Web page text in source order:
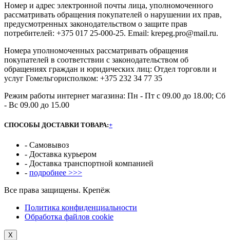
Номер и адрес электронной почты лица, уполномоченного
рассматривать обращения покупателей о нарушении их прав,
предусмотренных законодательством о защите прав
потребителей: +375 017 25-000-25. Email: krepeg.pro@mail.ru.
Номера уполномоченных рассматривать обращения
покупателей в соответствии с законодательством об
обращениях граждан и юридических лиц: Отдел торговли и
услуг Гомельгорисполком: +375 232 34 77 35
Режим работы интернет магазина: Пн - Пт с 09.00 до 18.00; Сб
- Вс 09.00 до 15.00
СПОСОБЫ ДОСТАВКИ ТОВАРА:+
- Самовывоз
- Доставка курьером
- Доставка транспортной компанией
- подробнее >>>
Все права защищены. Крепёж
Политика конфиденциальности
Обработка файлов cookie
Х